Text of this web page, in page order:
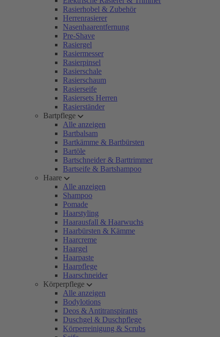
Rasierhobel & Zubehör
Herrenrasierer
Nasenhaarentfernung
Pre-Shave
Rasiergel
Rasiermesser
Rasierpinsel
Rasierschale
Rasierschaum
Rasierseife
Rasiersets Herren
Rasierständer
Bartpflege
Alle anzeigen
Bartbalsam
Bartkämme & Bartbürsten
Bartöle
Bartschneider & Barttrimmer
Bartseife & Bartshampoo
Haare
Alle anzeigen
Shampoo
Pomade
Haarstyling
Haarausfall & Haarwuchs
Haarbürsten & Kämme
Haarcreme
Haargel
Haarpaste
Haarpflege
Haarschneider
Körperpflege
Alle anzeigen
Bodylotions
Deos & Antitranspirants
Duschgel & Duschpflege
Körperreinigung & Scrubs